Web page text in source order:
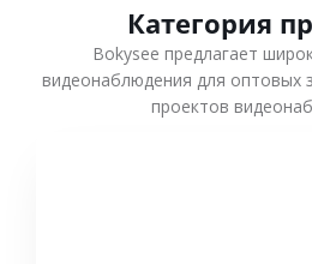
Категория
Bokysee предлагает
видеонаблюдения для оптовых
проектов